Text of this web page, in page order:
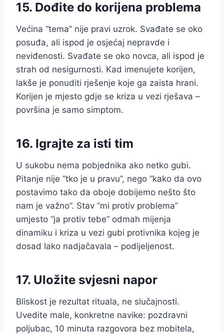
15. Dođite do korijena problema
Većina “tema” nije pravi uzrok. Svađate se oko
posuđa, ali ispod je osjećaj nepravde i
neviđenosti. Svađate se oko novca, ali ispod je
strah od nesigurnosti. Kad imenujete korijen,
lakše je ponuditi rješenje koje ga zaista hrani.
Korijen je mjesto gdje se kriza u vezi rješava –
površina je samo simptom.
16. Igrajte za isti tim
U sukobu nema pobjednika ako netko gubi.
Pitanje nije “tko je u pravu”, nego “kako da ovo
postavimo tako da oboje dobijemo nešto što
nam je važno”. Stav “mi protiv problema”
umjesto “ja protiv tebe” odmah mijenja
dinamiku i kriza u vezi gubi protivnika kojeg je
dosad lako nadjačavala – podijeljenost.
17. Uložite svjesni napor
Bliskost je rezultat rituala, ne slučajnosti.
Uvedite male, konkretne navike: pozdravni
poljubac, 10 minuta razgovora bez mobitela,